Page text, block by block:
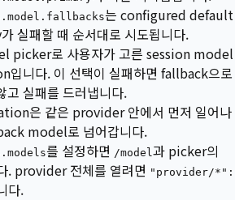
는 configured default
실패할 때 순서대로 시도됩니다.
picker로 사용자가 고른 session model
니다. 이 선택이 실패하면 fallback으로
고 실패를 드러냅니다.
은 같은 provider 안에서 먼저 일어나
model로 넘어갑니다.
를 설정하면 /model 과 picker의
provider 전체를 열려면 "provider/*":
다.